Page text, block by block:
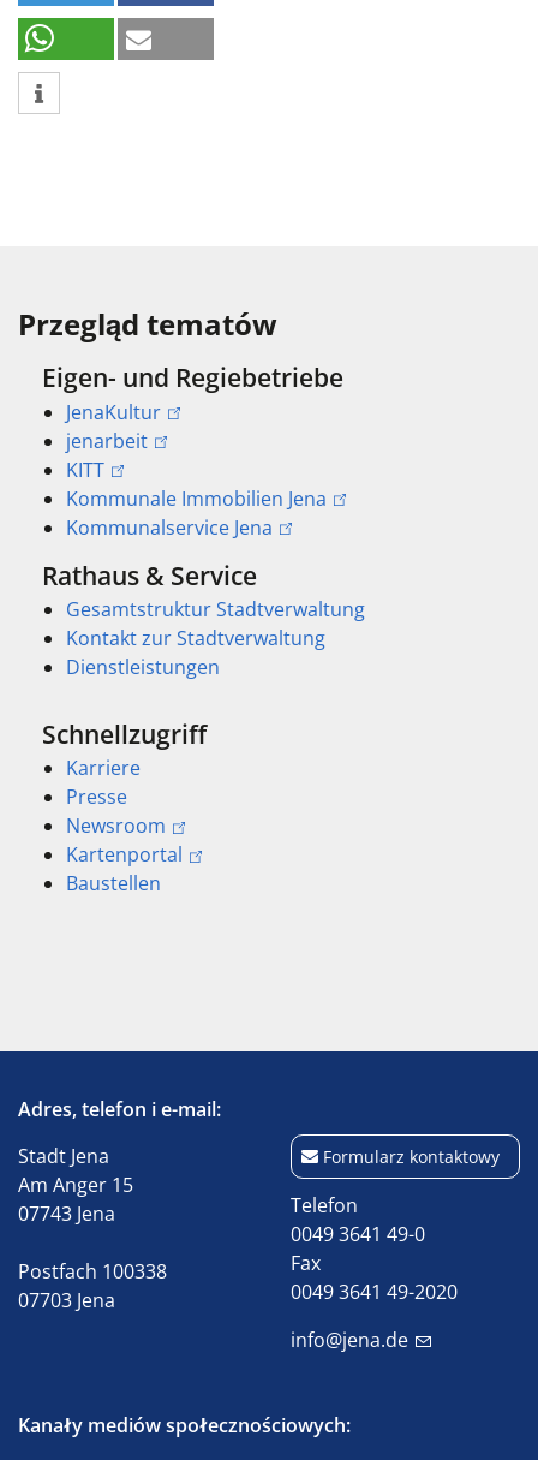
Przegląd tematów
Eigen- und Regiebetriebe
JenaKultur
jenarbeit
KITT
Kommunale Immobilien Jena
Kommunalservice Jena
Rathaus & Service
Gesamtstruktur Stadtverwaltung
Kontakt zur Stadtverwaltung
Dienstleistungen
Schnellzugriff
Karriere
Presse
Newsroom
Kartenportal
Baustellen
Adres, telefon i e-mail:
Stadt Jena
Am Anger 15
07743 Jena
Postfach 100338
07703 Jena
Formularz kontaktowy
Telefon
0049 3641 49-0
Fax
0049 3641 49-2020
info@jena.de
Kanały mediów społecznościowych: